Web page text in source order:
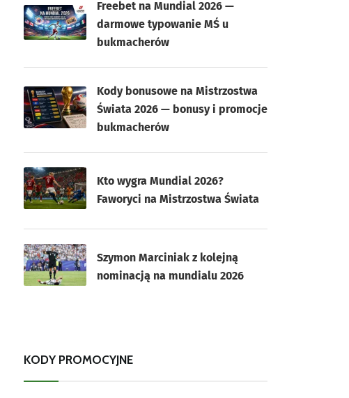
Freebet na Mundial 2026 —
darmowe typowanie MŚ u
bukmacherów
Kody bonusowe na Mistrzostwa
Świata 2026 — bonusy i promocje
bukmacherów
Kto wygra Mundial 2026?
Faworyci na Mistrzostwa Świata
Szymon Marciniak z kolejną
nominacją na mundialu 2026
KODY PROMOCYJNE